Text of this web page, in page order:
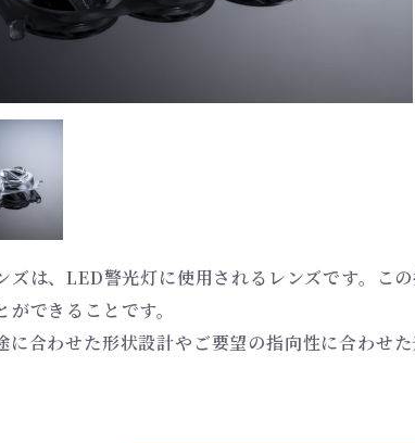
ズは、LED警光灯に使用されるレンズです。こ
ができることです。
に合わせた形状設計やご要望の指向性に合わせた